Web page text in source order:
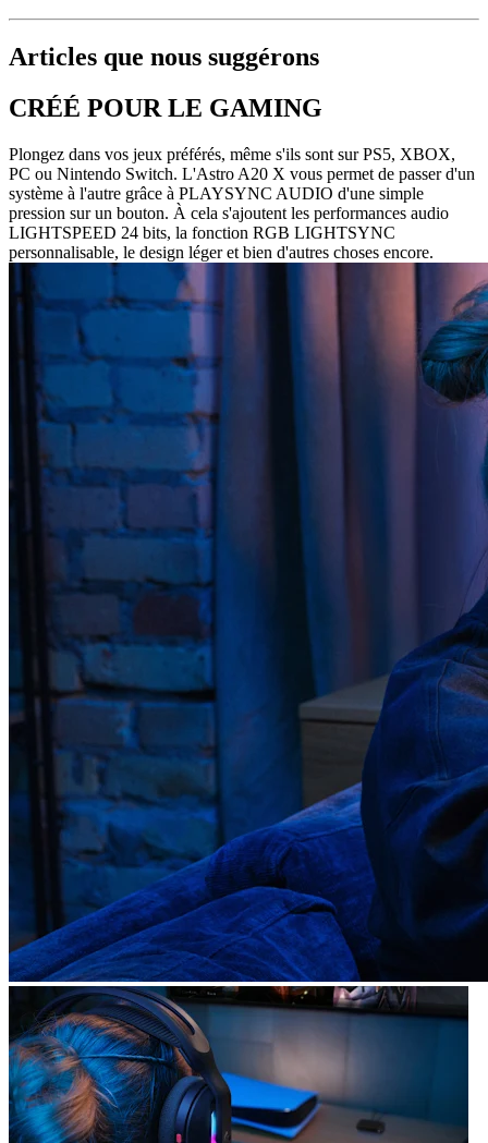
Articles que nous suggérons
CRÉÉ POUR LE GAMING
Plongez dans vos jeux préférés, même s'ils sont sur PS5, XBOX,
PC ou Nintendo Switch. L'Astro A20 X vous permet de passer d'un
système à l'autre grâce à PLAYSYNC AUDIO d'une simple
pression sur un bouton. À cela s'ajoutent les performances audio
LIGHTSPEED 24 bits, la fonction RGB LIGHTSYNC
personnalisable, le design léger et bien d'autres choses encore.